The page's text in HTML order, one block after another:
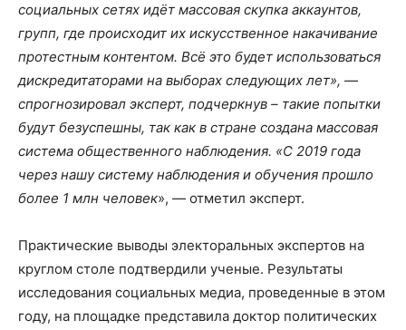
социальных сетях идёт массовая скупка аккаунтов,
групп, где происходит их искусственное накачивание
протестным контентом. Всё это будет использоваться
дискредитаторами на выборах следующих лет», —
спрогнозировал эксперт, подчеркнув – такие попытки
будут безуспешны, так как в стране создана массовая
система общественного наблюдения. «С 2019 года
через нашу систему наблюдения и обучения прошло
более 1 млн человек», — отметил эксперт.
Практические выводы электоральных экспертов на
круглом столе подтвердили ученые. Результаты
исследования социальных медиа, проведенные в этом
году, на площадке представила доктор политических